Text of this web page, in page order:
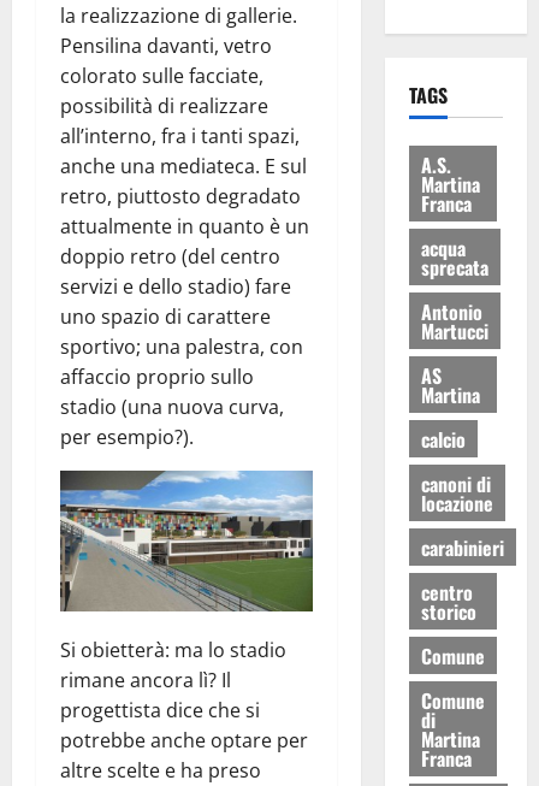
la realizzazione di gallerie.
Pensilina davanti, vetro
colorato sulle facciate,
possibilità di realizzare
all’interno, fra i tanti spazi,
anche una mediateca. E sul
retro, piuttosto degradato
attualmente in quanto è un
doppio retro (del centro
servizi e dello stadio) fare
uno spazio di carattere
sportivo; una palestra, con
affaccio proprio sullo
stadio (una nuova curva,
per esempio?).
Si obietterà: ma lo stadio
rimane ancora lì? Il
progettista dice che si
potrebbe anche optare per
altre scelte e ha preso
TAGS
A.S.
Martina
Franca
acqua
sprecata
Antonio
Martucci
AS
Martina
calcio
canoni di
locazione
carabinieri
centro
storico
Comune
Comune
di
Martina
Franca